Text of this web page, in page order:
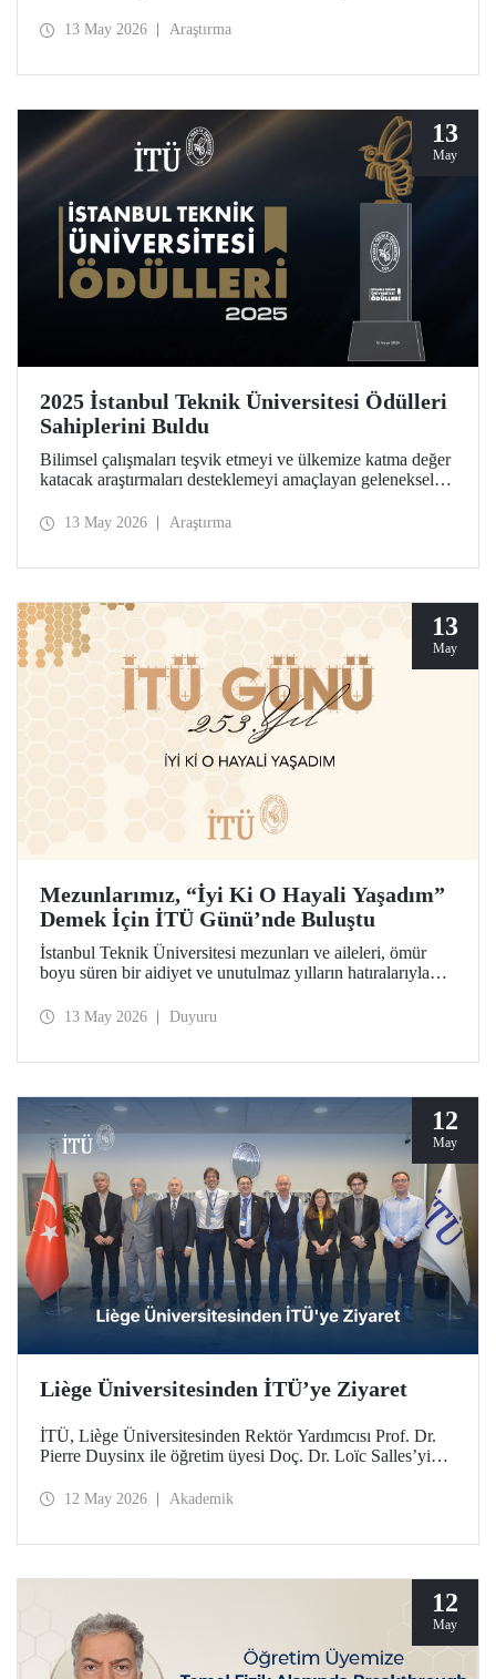
ekibi, “Çayönü AI-VR Experience” isimli projesiyle
13 May 2026 Araştırma
13
May
2025 İstanbul Teknik Üniversitesi Ödülleri
Sahiplerini Buldu
Bilimsel çalışmaları teşvik etmeyi ve ülkemize katma değer
katacak araştırmaları desteklemeyi amaçlayan geleneksel
isimler, Ayazağa Yerleşkemizdeki törende onurlandırıldı.
13 May 2026 Araştırma
13
May
Mezunlarımız, “İyi Ki O Hayali Yaşadım”
Demek İçin İTÜ Günü’nde Buluştu
İstanbul Teknik Üniversitesi mezunları ve aileleri, ömür
boyu süren bir aidiyet ve unutulmaz yılların hatıralarıyla
70 yıl ve ötesine uzanan kuşaklar, İTÜ’lü olabilme
13 May 2026 Duyuru
12
May
Liège Üniversitesinden İTÜ’ye Ziyaret
İTÜ, Liège Üniversitesinden Rektör Yardımcısı Prof. Dr.
Pierre Duysinx ile öğretim üyesi Doç. Dr. Loïc Salles’yi
Ekonomik Misyon kapsamında gerçekleşti.
12 May 2026 Akademik
12
May